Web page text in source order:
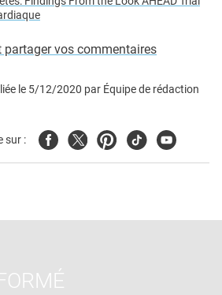
partager vos commentaires
le 5/12/2020 par Équipe de rédaction
sur : FacebookTwitterPinterest
TiktokYoutube